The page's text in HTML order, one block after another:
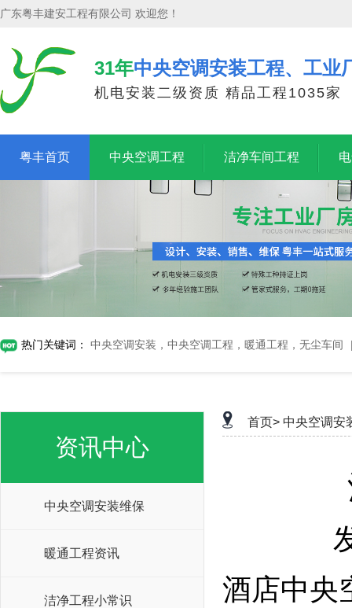
广东粤丰建安工程有限公司 欢迎您！
31年中央空调安装工程、工业
机电安装二级资质 精品工程1035家
粤丰首页 中央空调工程 洁净车间工程
热门关键词： 中央空调安装，中央空调工程，暖通工程，无尘车间
资讯中心
中央空调安装维保
暖通工程资讯
洁净工程小常识
首页> 中央空调安
酒店中央